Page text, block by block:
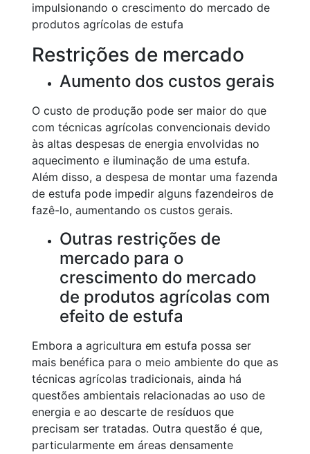
impulsionando o crescimento do mercado de
produtos agrícolas de estufa
Restrições de mercado
Aumento dos custos gerais
O custo de produção pode ser maior do que
com técnicas agrícolas convencionais devido
às altas despesas de energia envolvidas no
aquecimento e iluminação de uma estufa.
Além disso, a despesa de montar uma fazenda
de estufa pode impedir alguns fazendeiros de
fazê-lo, aumentando os custos gerais.
Outras restrições de
mercado para o
crescimento do mercado
de produtos agrícolas com
efeito de estufa
Embora a agricultura em estufa possa ser
mais benéfica para o meio ambiente do que as
técnicas agrícolas tradicionais, ainda há
questões ambientais relacionadas ao uso de
energia e ao descarte de resíduos que
precisam ser tratadas. Outra questão é que,
particularmente em áreas densamente